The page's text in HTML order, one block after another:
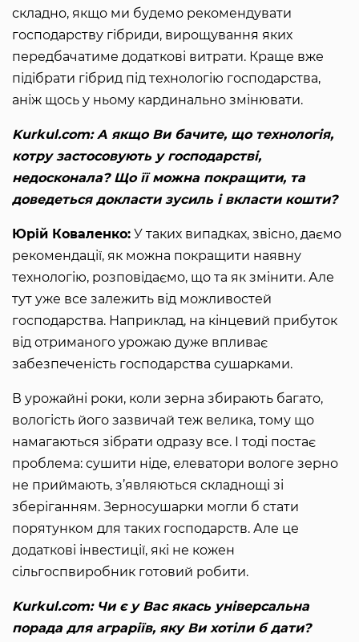
складно, якщо ми будемо рекомендувати
господарству гібриди, вирощування яких
передбачатиме додаткові витрати. Краще вже
підібрати гібрид під технологію господарства,
аніж щось у ньому кардинально змінювати.
Kurkul.com: А якщо Ви бачите, що технологія,
котру застосовують у господарстві,
недосконала? Що її можна покращити, та
доведеться докласти зусиль і вкласти кошти?
Юрій Коваленко: У таких випадках, звісно, даємо
рекомендації, як можна покращити наявну
технологію, розповідаємо, що та як змінити. Але
тут уже все залежить від можливостей
господарства. Наприклад, на кінцевий прибуток
від отриманого урожаю дуже впливає
забезпеченість господарства сушарками.
В урожайні роки, коли зерна збирають багато,
вологість його зазвичай теж велика, тому що
намагаються зібрати одразу все. І тоді постає
проблема: сушити ніде, елеватори вологе зерно
не приймають, з’являються складнощі зі
зберіганням. Зерносушарки могли б стати
порятунком для таких господарств. Але це
додаткові інвестиції, які не кожен
сільгоспвиробник готовий робити.
Kurkul.com: Чи є у Вас якась універсальна
порада для аграріїв, яку Ви хотіли б дати?